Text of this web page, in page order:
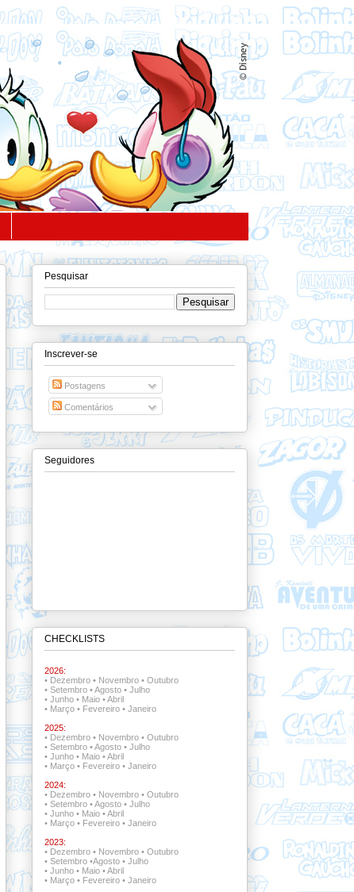
Pesquisar
Inscrever-se
Postagens
Comentários
Seguidores
CHECKLISTS
2026:
• Dezembro• Novembro• Outubro
• Setembro•Agosto• Julho
• Junho• Maio•Abril
• Março• Fevereiro• Janeiro
2025:
• Dezembro• Novembro• Outubro
• Setembro•Agosto• Julho
• Junho• Maio•Abril
• Março• Fevereiro• Janeiro
2024:
• Dezembro• Novembro• Outubro
• Setembro•Agosto• Julho
• Junho• Maio•Abril
• Março• Fevereiro• Janeiro
2023:
• Dezembro• Novembro• Outubro
• Setembro•Agosto• Julho
• Junho• Maio•Abril
• Março• Fevereiro• Janeiro